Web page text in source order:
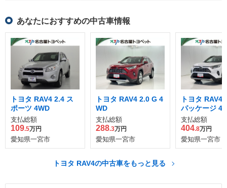
あなたにおすすめの中古車情報
トヨタ RAV4 2.4 ス
ポーツ 4WD
支払総額
109.5万円
愛知県一宮市
トヨタ RAV4 2.0 G 4
WD
支払総額
288.3万円
愛知県一宮市
トヨタ RAV4
パッケージ
支払総額
404.8万円
愛知県一宮市
トヨタ RAV4の中古車をもっと見る